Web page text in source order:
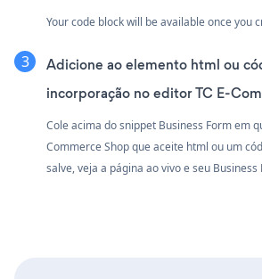
Your code block will be available once you
Adicione ao elemento html ou
incorporação no editor TC E-
Cole acima do snippet Business Form em
Commerce Shop que aceite html ou um
salve, veja a página ao vivo e seu